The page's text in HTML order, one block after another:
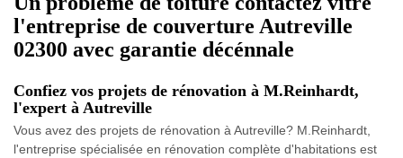
l'entreprise de couverture Autreville
02300 avec garantie décénnale
Confiez vos projets de rénovation à M.Reinhardt,
l'expert à Autreville
Vous avez des projets de rénovation à Autreville? M.Reinhardt,
l'entreprise spécialisée en rénovation complète d'habitations est